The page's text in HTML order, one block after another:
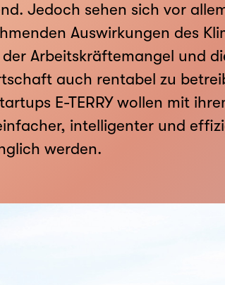
Jedoch sehen sich vor
Auswirkungen des
Arbeitskräftemangel und
auch rentabel zu
E-TERRY wollen mit
intelligenter und
werden.